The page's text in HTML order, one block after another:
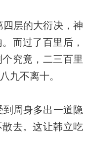
层的大衍决，神
而过了百里后，
究竟，二三百里
九不离十。
周身多出一道隐
去。这让韩立吃